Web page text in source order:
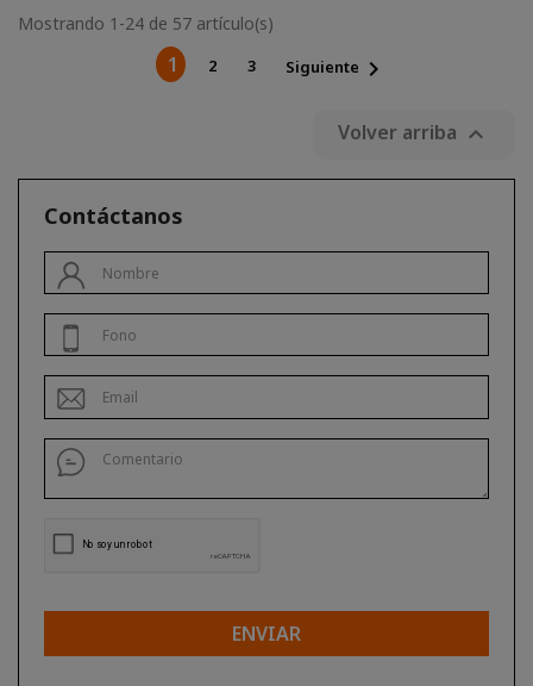
Contáctanos
ENVIAR
Mostrando 1-24 de 57 artículo(s)
1 2 3 Siguiente 
Volver arriba 